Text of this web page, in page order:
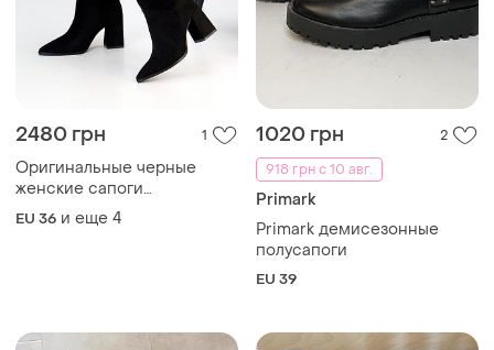
2480 грн 1
Оригинальные черные
женские сапоги
демисезонные деми
сапоги на флисе эко-
EU 36 и еще 4
1020 грн
2
918 грн с 10 авг.
Primark
Primark демисезонные
полусапоги
EU 39